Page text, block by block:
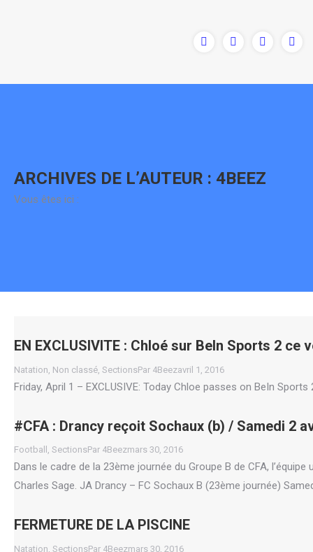
ARCHIVES DE L’AUTEUR : 4BEEZ
Vous êtes ici :
EN EXCLUSIVITE : Chloé sur BeIn Sports 2 ce
Natation Non classé SectionsPar 4Beezavril 1, 2016
Friday, April 1 – EXCLUSIVE: Today Chloe passes on BeIn
#CFA : Drancy reçoit Sochaux (b) / Samedi 2
Football , SectionsPar 4Beezmars 30, 2016
Dans le cadre de la 23ème journée du Groupe B de CFA,
Charles Sage. JA Drancy – FC Sochaux B (23ème journée)
FERMETURE DE LA PISCINE
Natation SectionsPar 4Beezmars 30, 2016